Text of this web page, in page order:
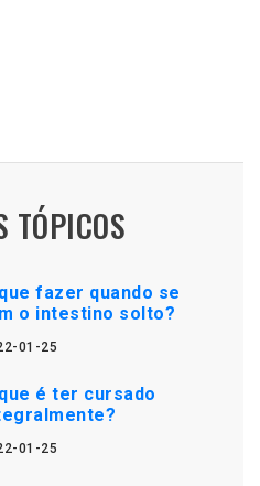
TÓPICOS
fazer quando se
o intestino solto?
01-25
é ter cursado
01-25